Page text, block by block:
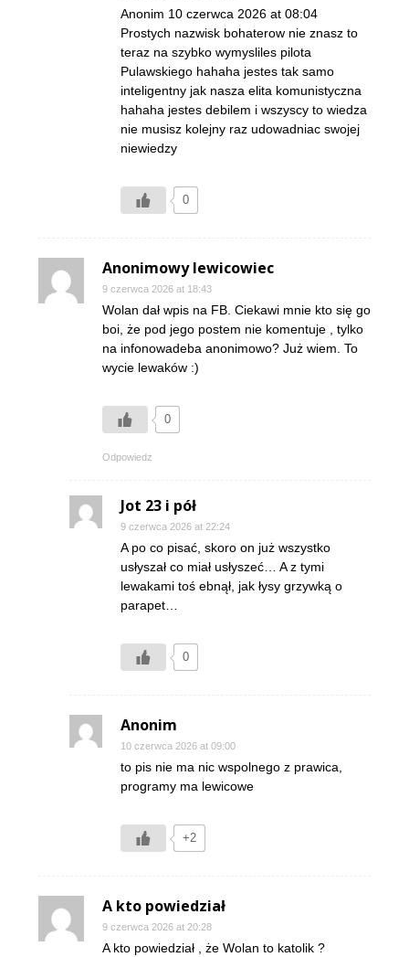
Anonim 10 czerwca 2026 at 08:04
Prostych nazwisk bohaterow nie znasz to
teraz na szybko wymysliles pilota
Pulawskiego hahaha jestes tak samo
inteligentny jak nasza elita komunistyczna
hahaha jestes debilem i wszyscy to wiedza
nie musisz kolejny raz udowadniac swojej
niewiedzy
0
Anonimowy lewicowiec
9 czerwca 2026 at 18:43
Wolan dał wpis na FB. Ciekawi mnie kto się go
boi, że pod jego postem nie komentuje , tylko
na infonowadeba anonimowo? Już wiem. To
wycie lewaków :)
0
Odpowiedz
Jot 23 i pół
9 czerwca 2026 at 22:24
A po co pisać, skoro on już wszystko
usłyszał co miał usłyszeć… A z tymi
lewakami toś ebnął, jak łysy grzywką o
parapet…
0
Anonim
10 czerwca 2026 at 09:00
to pis nie ma nic wspolnego z prawica,
programy ma lewicowe
+2
A kto powiedział
9 czerwca 2026 at 20:28
A kto powiedział , że Wolan to katolik ?